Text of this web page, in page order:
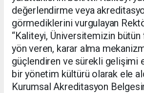
değerlendirme veya
görmediklerini vurgulayan
“Kaliteyi, Üniversitemizin
yön veren, karar alma
güçlendiren ve sürekli gelişimi
bir yönetim kültürü olarak ele
Kurumsal Akreditasyon